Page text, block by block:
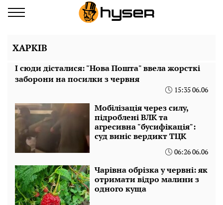
ХАРКІВ
І сюди дісталися: "Нова Пошта" ввела жорсткі
заборони на посилки з червня
15:35 06.06
Мобілізація через силу,
підроблені ВЛК та
агресивна "бусифікація":
суд виніс вердикт ТЦК
06:26 06.06
Чарівна обрізка у червні: як
отримати відро малини з
одного куща